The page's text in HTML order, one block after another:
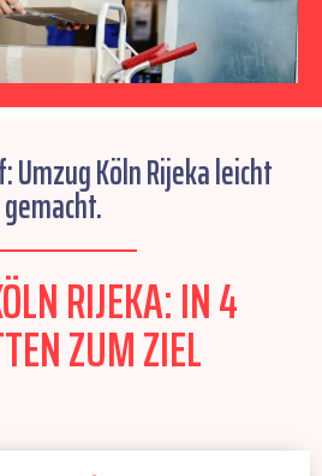
Umzug Köln Rijeka leicht
gemacht.
RIJEKA: IN 4
ZUM ZIEL